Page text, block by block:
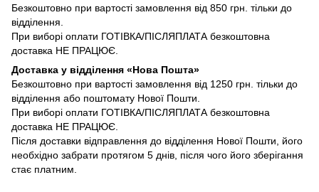
Безкоштовно при вартості замовлення від 850 грн. тільки до
відділення.
При виборі оплати ГОТІВКА/ПІСЛЯПЛАТА безкоштовна
доставка НЕ ПРАЦЮЄ.
Доставка у відділення «Нова Пошта»
Безкоштовно при вартості замовлення від 1250 грн. тільки до
відділення або поштомату Нової Пошти.
При виборі оплати ГОТІВКА/ПІСЛЯПЛАТА безкоштовна
доставка НЕ ПРАЦЮЄ.
Після доставки відправлення до відділення Нової Пошти, його
необхідно забрати протягом 5 днів, після чого його зберігання
стає платним.